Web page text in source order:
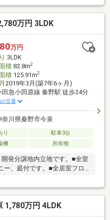
ールの2WAYアクセスで家事
ルに収納スペースがありま
ステムキッチン・ユニット
ト交換【内装】全室クロス貼
・木部塗装 他【外装】外壁・
どりこども園：徒歩6分・ヨ
万円 3LDK
万円
3LDK
積82.8m2
積125.91m2
2019年3月(築7年6ヶ月)
田急小田原線 秦野駅 徒歩24分
の交通
奈川県秦野市今泉
り
駐車3台
機 所有権
発分譲地内立地です。■全室
ー、庭付です。■全居室フロ
チンで使いやすいです。■Ｉ
機付で便利です。■浴室乾燥
ムを快適に過ごせます。■
。■ＴＶモニタ付インターホ
1,780万円 4LDK